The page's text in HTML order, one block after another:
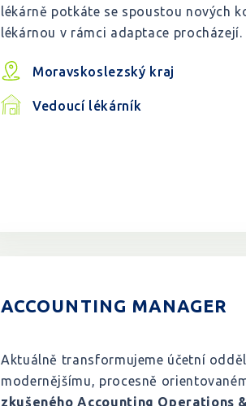
lékárně potkáte se spoustou nových
lékárnou v rámci adaptace procházejí.
Moravskoslezský kraj
Vedoucí lékárník
ACCOUNTING MANAGER
Aktuálně transformujeme účetní
modernějšímu, procesně
zkušeného Accounting Operations